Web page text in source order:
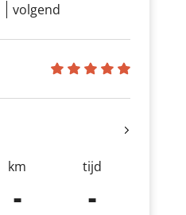
volgend
km
-
tijd
-